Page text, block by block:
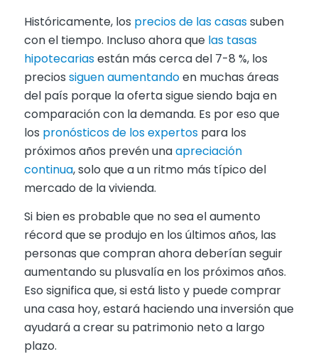
Históricamente, los precios de las casassuben
con el tiempo. Incluso ahora que las tasas
hipotecariasestán más cerca del 7-8 %, los
precios siguen aumentandoen muchas áreas
del país porque la oferta sigue siendo baja en
comparación con la demanda. Es por eso que
los pronósticos de los expertospara los
próximos años prevén unaapreciación
continua, solo que a un ritmo más típico del
mercado de la vivienda.
Si bien es probable que no sea el aumento
récord que se produjo en los últimos años, las
personas que compran ahora deberían seguir
aumentando su plusvalía en los próximos años.
Eso significa que, si está listo y puede comprar
una casa hoy, estará haciendo una inversión que
ayudará a crear su patrimonio neto a largo
plazo.